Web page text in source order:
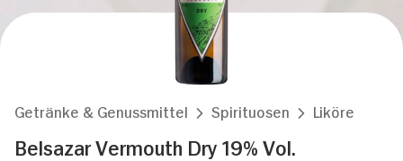
Getränke & Genussmittel Spirituosen Liköre
Belsazar Vermouth Dry 19% Vol.